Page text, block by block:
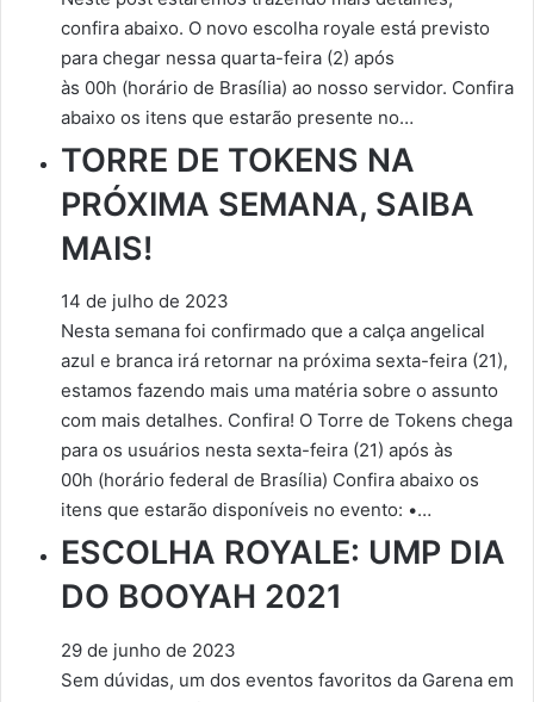
confira abaixo. O novo escolha royale está previsto
para chegar nessa quarta-feira (2) após
às 00h (horário de Brasília) ao nosso servidor. Confira
abaixo os itens que estarão presente no…
TORRE DE TOKENS NA
PRÓXIMA SEMANA, SAIBA
MAIS!
14 de julho de 2023
Nesta semana foi confirmado que a calça angelical
azul e branca irá retornar na próxima sexta-feira (21),
estamos fazendo mais uma matéria sobre o assunto
com mais detalhes. Confira! O Torre de Tokens chega
para os usuários nesta sexta-feira (21) após às
00h (horário federal de Brasília) Confira abaixo os
itens que estarão disponíveis no evento: •…
ESCOLHA ROYALE: UMP DIA
DO BOOYAH 2021
29 de junho de 2023
Sem dúvidas, um dos eventos favoritos da Garena em